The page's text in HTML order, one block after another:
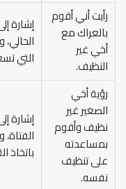
رأيت أني أقوم
بالعراك مع
أخي غير
النظيف.
إشارة
التي
رؤية أخي
الصغير غير
نظيف وأقوم
بمساعدته
على تنظيف
نفسه.
إشارة
باتخاذ